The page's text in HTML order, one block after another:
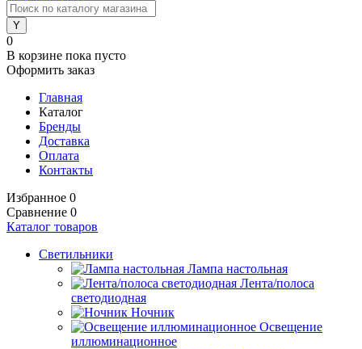
0
В корзине пока пусто
Оформить заказ
Главная
Каталог
Бренды
Доставка
Оплата
Контакты
Избранное 0
Сравнение 0
Каталог товаров
Светильники
Лампа настольная
Лента/полоса
светодиодная
Ночник
Освещение
иллюминационное